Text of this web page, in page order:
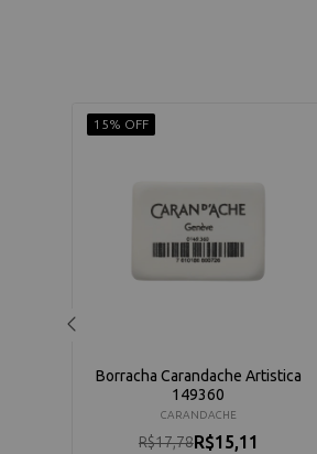
15% OFF
Borracha Carandache Artistica
149360
CARANDACHE
R$17,78R$15,11